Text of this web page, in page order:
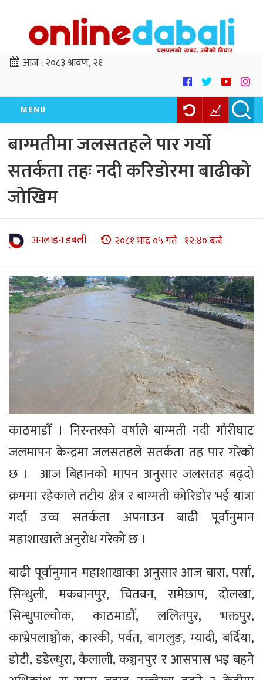
आज :२०८३ श्रावण, २१
MENU
बाग्मतीमा जलसतहले पार गर्यो
सतर्कता तहः नदी करिडोरमा बाढीको
जोखिम
अनलाइन डबली २०८१ भाद्र ०५ गते १२:४० बजे
काठमाडौँ । निरन्तरको वर्षाले बाग्मती नदी गौरीघाट
जलमापन केन्द्रमा जलसतहले सतर्कता तह पार गरेको
छ । आज बिहानको मापन अनुसार जलसतह बढ्दो
क्रममा रहेकाले तटीय क्षेत्र र बाग्मती कोरिडोर भई यात्रा
गर्दा उच्च सतर्कता अपनाउन बाढी पूर्वानुमान
महाशाखाले अनुरोध गरेको छ ।
बाढी पूर्वानुमान महाशाखाका अनुसार आज बारा, पर्सा,
सिन्धुली, मकवानपुर, चितवन, रामेछाप, दोलखा,
सिन्धुपाल्चोक, काठमाडौँ, ललितपुर, भक्तपुर,
काभ्रेपलाञ्चोक, कास्की, पर्वत, बागलुङ, म्यादी, बर्दिया,
डोटी, डडेल्धुरा, कैलाली, कञ्चनपुर र आसपास भइ बहने